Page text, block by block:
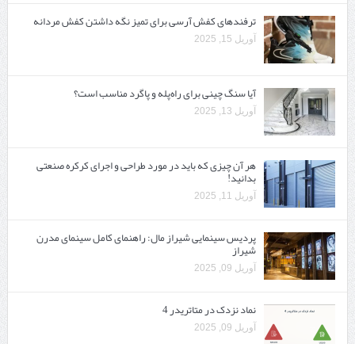
ترفندهای کفش آرسی برای تمیز نگه داشتن کفش مردانه
آوریل 15, 2025
آیا سنگ چینی برای راه‌پله و پاگرد مناسب است؟
آوریل 13, 2025
هر آن چیزی که باید در مورد طراحی و اجرای کرکره صنعتی
بدانید!
آوریل 11, 2025
پردیس سینمایی شیراز مال: راهنمای کامل سینمای مدرن
شیراز
آوریل 09, 2025
نماد نزدک در متاتریدر 4
آوریل 09, 2025